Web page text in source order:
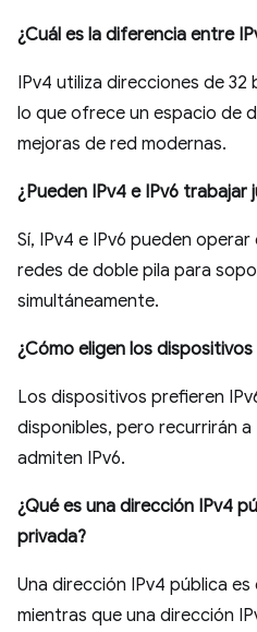
¿Cuál es la diferencia entre
IPv4 utiliza direcciones de 32
lo que ofrece un espacio de
mejoras de red modernas.
¿Pueden IPv4 e IPv6 trabajar
Sí, IPv4 e IPv6 pueden
redes de doble pila para
simultáneamente.
¿Cómo eligen los
Los dispositivos prefieren
disponibles, pero recurrirán
admiten IPv6.
¿Qué es una dirección IPv4
privada?
Una dirección IPv4 pública
mientras que una dirección